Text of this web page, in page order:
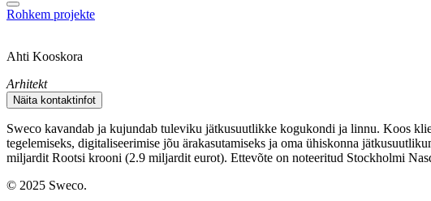
Rohkem projekte
Ahti Kooskora
Arhitekt
Näita kontaktinfot
Sweco kavandab ja kujundab tuleviku jätkusuutlikke kogukondi ja linnu. Koos
tegelemiseks, digitaliseerimise jõu ärakasutamiseks ja oma ühiskonna
miljardit Rootsi krooni (2.9 miljardit eurot). Ettevõte on noteeritud Stockholmi
© 2025 Sweco.